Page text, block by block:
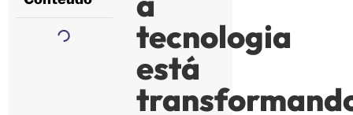
tecnologia
está